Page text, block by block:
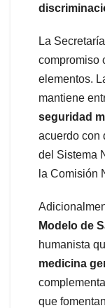
La
compromiso
elementos.
mantiene
seguridad
acuerdo con
del Sistema
la Comisión
Modelo de
humanista
medicina
que